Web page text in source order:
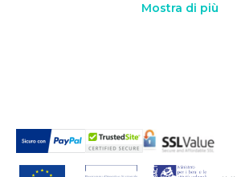
Mostra di più